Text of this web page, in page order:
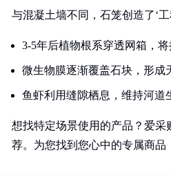
与混凝土墙不同，石笼创造了‘工
3-5年后植物根系穿透网箱，
微生物膜逐渐覆盖石块，形成
鱼虾利用缝隙栖息，维持河道
想找特定场景使用的产品？爱采
荐。为您找到您心中的专属商品